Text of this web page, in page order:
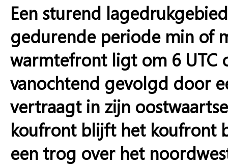
Een sturend
gedurende periode min of
warmtefront ligt om 6 UTC
vanochtend gevolgd door
vertraagt in zijn
koufront blijft het koufront
een trog over het